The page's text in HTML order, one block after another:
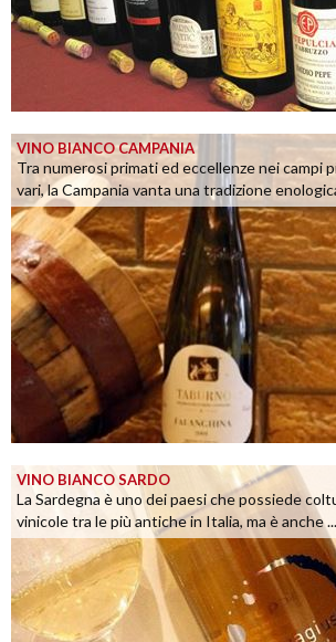
VINO BIANCO CAMPANIA
Tra numerosi primati ed eccellenze nei campi
vari, la Campania vanta una tradizione
VINO BIANCO SARDO
La Sardegna è uno dei paesi che possiede
vinicole tra le più antiche in Italia, ma è anche ...